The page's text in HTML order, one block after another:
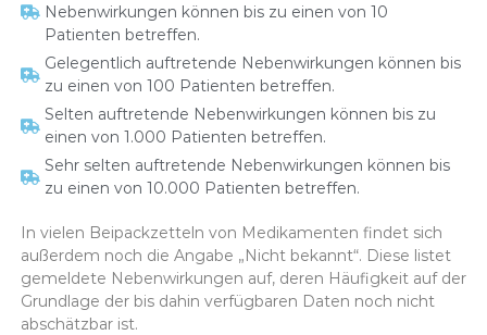
Nebenwirkungen können bis zu einen von 10
Patienten betreffen.
Gelegentlich auftretende Nebenwirkungen können bis
zu einen von 100 Patienten betreffen.
Selten auftretende Nebenwirkungen können bis zu
einen von 1.000 Patienten betreffen.
Sehr selten auftretende Nebenwirkungen können bis
zu einen von 10.000 Patienten betreffen.
In vielen Beipackzetteln von Medikamenten findet sich
außerdem noch die Angabe „Nicht bekannt“. Diese listet
gemeldete Nebenwirkungen auf, deren Häufigkeit auf der
Grundlage der bis dahin verfügbaren Daten noch nicht
abschätzbar ist.